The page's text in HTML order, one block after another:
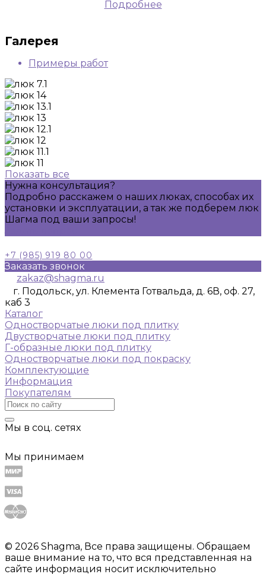
Подробнее
Галерея
Примеры работ
Показать все
Нужна консультация?
Подробно расскажем о наших люках, способах их
установки и эксплуатации, а так же подберем люк
Шагма под ваши запросы!
+7 (985) 919 80 00
Заказать звонок
zakaz@shagma.ru
г. Подольск, ул. Клемента Готвальда, д. 6В, оф. 27,
каб 3
Каталог
Одностворчатые люки под плитку
Двустворчатые люки под плитку
Г-образные люки под плитку
Одностворчатые люки под покраску
Комплектующие
Информация
Покупателям
Мы в соц. сетях
Мы принимаем
© 2026 Shagma, Все права защищены. Обращаем
ваше внимание на то, что вся представленная на
сайте информация носит исключительно